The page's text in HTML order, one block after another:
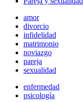
amor
divorcio
infidelidad
matrimonio
noviazgo
pareja
sexualidad
enfermedad
psicología